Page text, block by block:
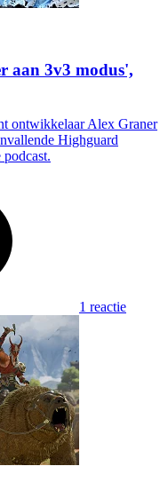
aan 3v3 modus',
ontwikkelaar Alex Graner
Highguard
1 reactie